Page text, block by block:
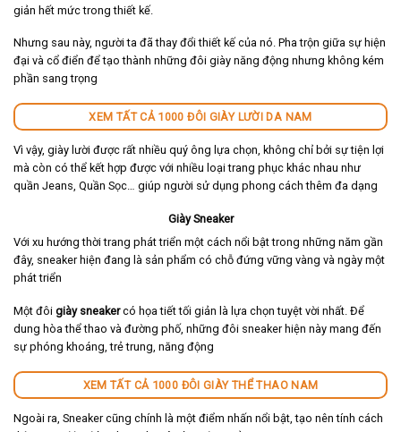
giản hết mức trong thiết kế.
Nhưng sau này, người ta đã thay đổi thiết kế của nó. Pha trộn giữa sự hiện
đại và cổ điển để tạo thành những đôi giày năng động nhưng không kém
phần sang trọng
XEM TẤT CẢ 1000 ĐÔI GIÀY LƯỜI DA NAM
Vì vậy, giày lười được rất nhiều quý ông lựa chọn, không chỉ bởi sự tiện lợi
mà còn có thể kết hợp được với nhiều loại trang phục khác nhau như
quần Jeans, Quần Sọc… giúp người sử dụng phong cách thêm đa dạng
Giày Sneaker
Với xu hướng thời trang phát triển một cách nổi bật trong những năm gần
đây, sneaker hiện đang là sản phẩm có chỗ đứng vững vàng và ngày một
phát triển
Một đôi giày sneakercó họa tiết tối giản là lựa chọn tuyệt vời nhất. Để
dung hòa thể thao và đường phố, những đôi sneaker hiện này mang đến
sự phóng khoáng, trẻ trung, năng động
XEM TẤT CẢ 1000 ĐÔI GIÀY THỂ THAO NAM
Ngoài ra, Sneaker cũng chính là một điểm nhấn nổi bật, tạo nên tính cách